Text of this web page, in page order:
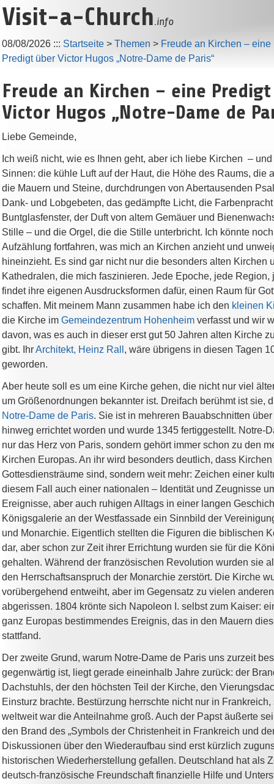
Visit-a-Church.info
08/08/2026 ::: Startseite > Themen > Freude an Kirchen – eine
Predigt über Victor Hugos „Notre-Dame de Paris“
Freude an Kirchen – eine
Victor Hugos „Notre-Dame de
Liebe Gemeinde,
Ich weiß nicht, wie es Ihnen geht, aber ich liebe Kirchen –
Sinnen: die kühle Luft auf der Haut, die Höhe des Raums, die
die Mauern und Steine, durchdrungen von Abertausenden
Dank- und Lobgebeten, das gedämpfte Licht, die
Buntglasfenster, der Duft von altem Gemäuer und
Stille – und die Orgel, die die Stille unterbricht. Ich könnte
Aufzählung fortfahren, was mich an Kirchen anzieht und
hineinzieht. Es sind gar nicht nur die besonders alten Kirchen
Kathedralen, die mich faszinieren. Jede Epoche, jede Region,
findet ihre eigenen Ausdrucksformen dafür, einen Raum für
schaffen. Mit meinem Mann zusammen habe ich den kleinen
die Kirche im Gemeindezentrum Hohenheim verfasst und wir
davon, was es auch in dieser erst gut 50 Jahren alten Kirche
gibt. IhrArchitekt, Heinz Rall , wäre übrigens in diesen Tagen
geworden.
Aber heute soll es um eine Kirche gehen, die nicht nur viel
um Größenordnungen bekannter ist. Dreifach berühmt ist sie,
Notre-Dame de Paris. Sie ist in mehreren Bauabschnitten
hinweg errichtet worden und wurde 1345 fertiggestellt. Notre-
nur das Herz von Paris, sondern gehört immer schon zu den
Kirchen Europas. An ihr wird besonders deutlich, dass
Gottesdiensträume sind, sondern weit mehr: Zeichen einer
diesem Fall auch einer nationalen – Identität und Zeugnisse
Ereignisse, aber auch ruhigen Alltags in einer langen
Königsgalerie an der Westfassade ein Sinnbild der
und Monarchie. Eigentlich stellten die Figuren die biblischen
dar, aber schon zur Zeit ihrer Errichtung wurden sie für die
gehalten. Während der französischen Revolution wurden sie
den Herrschaftsanspruch der Monarchie zerstört. Die Kirche
vorübergehend entweiht, aber im Gegensatz zu vielen
abgerissen. 1804 krönte sich Napoleon I. selbst zum Kaiser:
ganz Europas bestimmendes Ereignis, das in den Mauern
stattfand.
Der zweite Grund, warum Notre-Dame de Paris uns zurzeit
gegenwärtig ist, liegt gerade eineinhalb Jahre zurück: der
Dachstuhls, der den höchsten Teil der Kirche, den
Einsturz brachte. Bestürzung herrschte nicht nur in Frankreich,
weltweit war die Anteilnahme groß. Auch der Papst äußerte
den Brand des „Symbols der Christenheit in Frankreich und
Diskussionen über den Wiederaufbau sind erst kürzlich
historischen Wiederherstellung gefallen. Deutschland hat als
deutsch-französische Freundschaft finanzielle Hilfe und